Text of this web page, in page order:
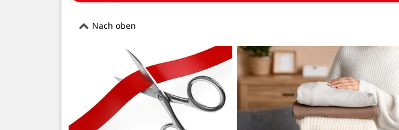
Nach oben